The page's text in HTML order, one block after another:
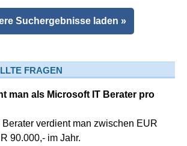
Suchergebnisse laden »
FRAGEN
man als Microsoft IT Berater pro
verdient man zwischen EUR
90.000,- im Jahr.